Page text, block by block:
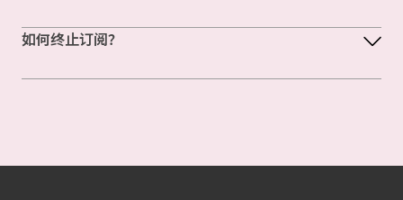
如何终止订阅？